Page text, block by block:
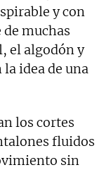
y con
muchas
el algodón y
idea de una
los cortes
fluidos
sin